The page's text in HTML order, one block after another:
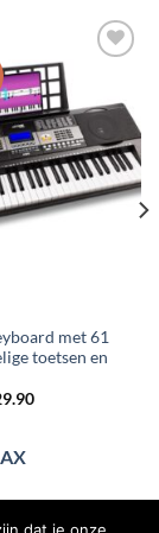
Toevoegen
aan
wenslijst
met 61
toetsen en
Huidige